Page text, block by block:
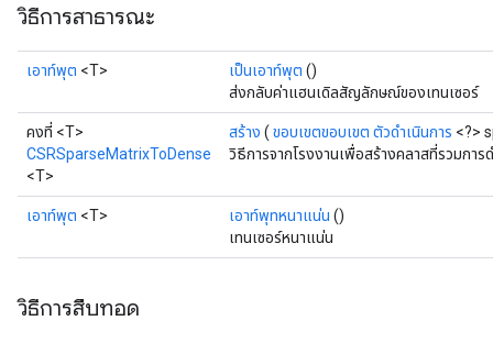
วิธีการสาธารณะ
เอาท์พุต <T> เป็นเอาท์พุต ()
ส่งกลับค่าแฮนเดิลสัญลักษณ์ของเทนเซอร์
คงที่ <T>
CSRSparseMatrixToDense
<T>
สร้าง ( ขอบเขตขอบเขต ตัวดำเนินการ <?>
วิธีการจากโรงงานเพื่อสร้างคลาสที่รวมกา
เอาท์พุต <T> เอาท์พุทหนาแน่น ()
เทนเซอร์หนาแน่น
วิธีการสืบทอด